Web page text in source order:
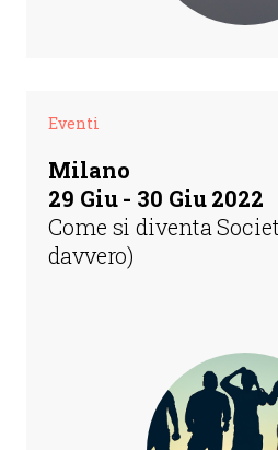
Eventi
Milano
29 Giu - 30 Giu 2022
Come si diventa
davvero)